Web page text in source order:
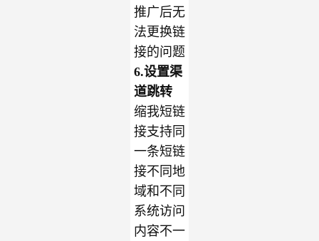
推广后无
法更换链
接的问题
6.设置渠
道跳转
缩我短链
接支持同
一条短链
接不同地
域和不同
系统访问
内容不一